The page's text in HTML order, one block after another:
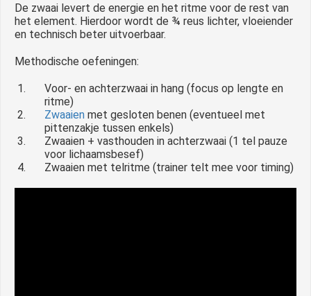
De zwaai levert de energie en het ritme voor de rest van
het element. Hierdoor wordt de ¾ reus lichter, vloeiender
en technisch beter uitvoerbaar.
Methodische oefeningen:
Voor- en achterzwaai in hang (focus op lengte en
ritme)
Zwaaien met gesloten benen (eventueel met
pittenzakje tussen enkels)
Zwaaien + vasthouden in achterzwaai (1 tel pauze
voor lichaamsbesef)
Zwaaien met telritme (trainer telt mee voor timing)